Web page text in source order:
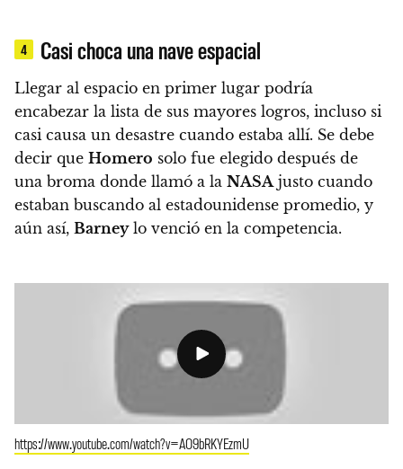
4 Casi choca una nave espacial
Llegar al espacio en primer lugar podría
encabezar la lista de sus mayores logros, incluso si
casi causa un desastre cuando estaba allí. Se debe
decir que Homero solo fue elegido después de
una broma donde llamó a la NASAjusto cuando
estaban buscando al estadounidense promedio, y
aún así, Barneylo venció en la competencia.
https://www.youtube.com/watch?v=AO9bRKYEzmU